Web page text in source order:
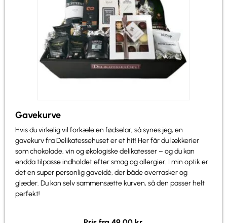
Gavekurve
Hvis du virkelig vil forkæle en fødselar, så synes jeg, en
gavekurv fra Delikatessehuset er et hit! Her får du lækkerier
som chokolade, vin og økologiske delikatesser – og du kan
endda tilpasse indholdet efter smag og allergier. I min optik er
det en super personlig gaveidé, der både overrasker og
glæder. Du kan selv sammensætte kurven, så den passer helt
perfekt!